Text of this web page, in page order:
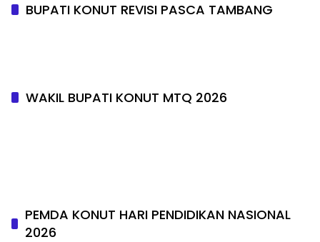
BUPATI KONUT REVISI PASCA TAMBANG
WAKIL BUPATI KONUT MTQ 2026
PEMDA KONUT HARI PENDIDIKAN NASIONAL
2026